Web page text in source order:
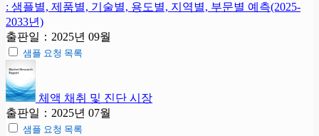
: 샘플별, 제품별, 기술별, 용도별, 지역별, 부문별 예측(2025-
2033년)
출판일：2025년 09월
샘플 요청 목록
체액 채취 및 진단 시장
출판일：2025년 07월
샘플 요청 목록